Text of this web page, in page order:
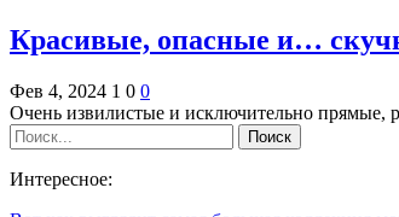
Красивые, опасные и…
Фев 4, 2024 1 0 0
Очень извилистые и исключительно прямые,
Интересное: